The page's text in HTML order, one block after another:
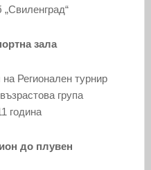
зала
Регионален турнир
група
2011 година
до плувен